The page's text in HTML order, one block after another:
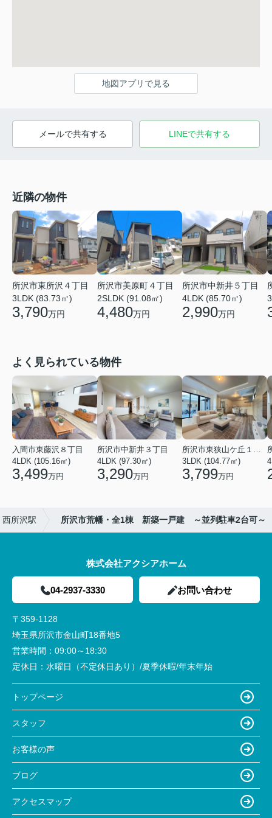
地図アプリで見る
メールで共有する LINEで共有する
近隣の物件
所沢市東所沢４丁目
3LDK (83.73㎡)
3,790万円
所沢市美原町４丁目
2SLDK (91.08㎡)
4,480万円
所沢市中新井５丁目
4LDK (85.70㎡)
2,990万円
よく見られている物件
入間市東藤沢８丁目
4LDK (105.16㎡)
3,499万円
所沢市中新井３丁目
4LDK (97.30㎡)
3,290万円
所沢市東狭山ケ丘１丁目
3LDK (104.77㎡)
3,799万円
西所沢駅 所沢市荒幡・全1棟 新築一戸建 ～並列駐車2台可～
株式会社アクシアホーム
04-2937-3330 お問い合わせ
〒359-1128
埼玉県所沢市金山町18番地5
営業時間： 09:00～18:30
定休日： 水曜日（不定休日あり）/夏季休暇/年末年始
トップページ
スタッフ
お客様の声
ブログ
アクセスマップ